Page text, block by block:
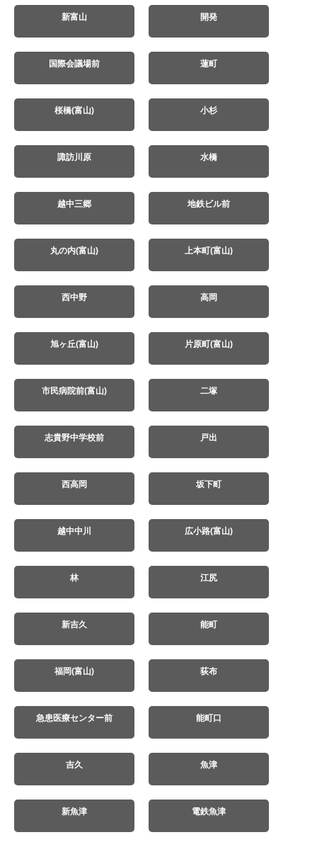
新富山 開発
国際会議場前 蓮町
桜橋(富山) 小杉
諏訪川原 水橋
越中三郷 地鉄ビル前
丸の内(富山) 上本町(富山)
西中野 高岡
旭ヶ丘(富山) 片原町(富山)
市民病院前(富山) 二塚
志貴野中学校前 戸出
西高岡 坂下町
越中中川 広小路(富山)
林 江尻
新吉久 能町
福岡(富山) 荻布
急患医療センター前 能町口
吉久 魚津
新魚津 電鉄魚津